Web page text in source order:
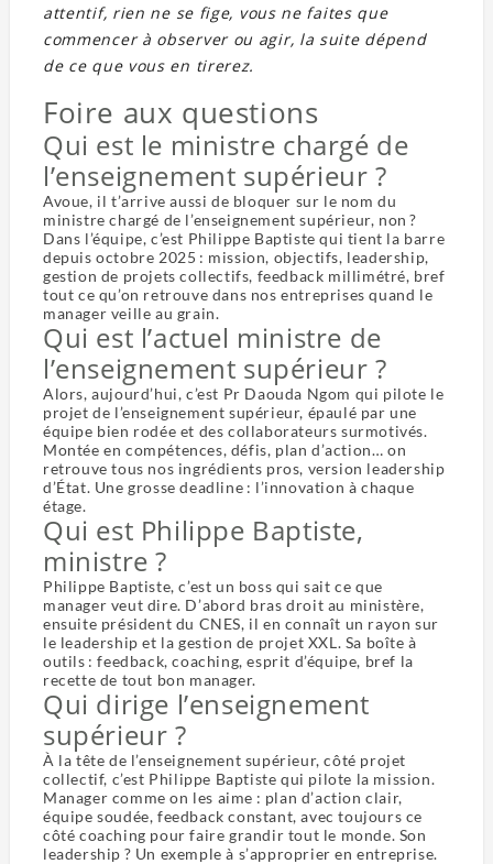
attentif, rien ne se fige, vous ne faites que
commencer à observer ou agir, la suite dépend
de ce que vous en tirerez.
Foire aux questions
Qui est le ministre chargé de
l’enseignement supérieur ?
Avoue, il t’arrive aussi de bloquer sur le nom du
ministre chargé de l’enseignement supérieur, non ?
Dans l’équipe, c’est Philippe Baptiste qui tient la barre
depuis octobre 2025 : mission, objectifs, leadership,
gestion de projets collectifs, feedback millimétré, bref
tout ce qu’on retrouve dans nos entreprises quand le
manager veille au grain.
Qui est l’actuel ministre de
l’enseignement supérieur ?
Alors, aujourd’hui, c’est Pr Daouda Ngom qui pilote le
projet de l’enseignement supérieur, épaulé par une
équipe bien rodée et des collaborateurs surmotivés.
Montée en compétences, défis, plan d’action… on
retrouve tous nos ingrédients pros, version leadership
d’État. Une grosse deadline : l’innovation à chaque
étage.
Qui est Philippe Baptiste,
ministre ?
Philippe Baptiste, c’est un boss qui sait ce que
manager veut dire. D’abord bras droit au ministère,
ensuite président du CNES, il en connaît un rayon sur
le leadership et la gestion de projet XXL. Sa boîte à
outils : feedback, coaching, esprit d’équipe, bref la
recette de tout bon manager.
Qui dirige l’enseignement
supérieur ?
À la tête de l’enseignement supérieur, côté projet
collectif, c’est Philippe Baptiste qui pilote la mission.
Manager comme on les aime : plan d’action clair,
équipe soudée, feedback constant, avec toujours ce
côté coaching pour faire grandir tout le monde. Son
leadership ? Un exemple à s’approprier en entreprise.